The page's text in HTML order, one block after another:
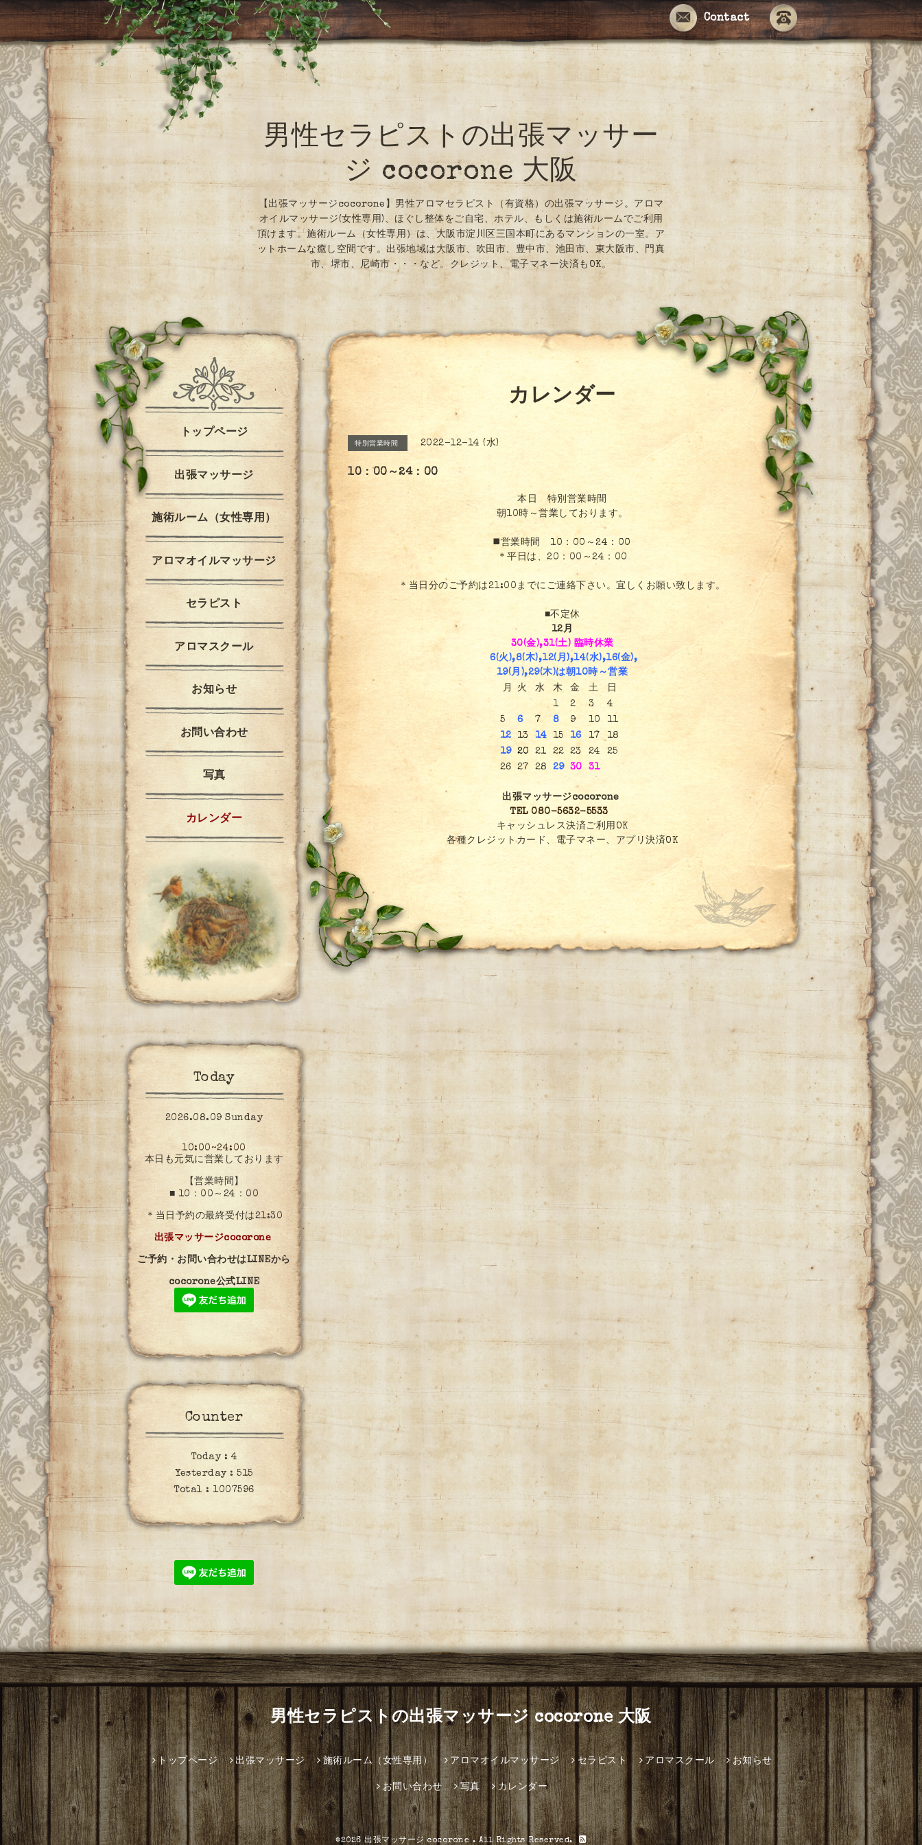
Contact
男性セラピストの出張マッサー
ジ cocorone 大阪
【出張マッサージcocorone】男性アロマセラピスト（有資格）の出張マッサージ。アロマ
オイルマッサージ(女性専用)、ほぐし整体をご自宅、ホテル、もしくは施術ルームでご利用
頂けます。施術ルーム（女性専用）は、大阪市淀川区三国本町にあるマンションの一室。ア
ットホームな癒し空間です。出張地域は大阪市、吹田市、豊中市、池田市、東大阪市、門真
市、堺市、尼崎市・・・など。クレジット、電子マネー決済もOK。
カレンダー
特別営業時間 2022-12-14 (水)
10：00～24：00
本日 特別営業時間
朝10時～営業しております。
◼️営業時間 10：00～24：00
＊平日は、20：00～24：00
＊当日分のご予約は21:00までにご連絡下さい。宜しくお願い致します。
■不定休
12月
30(金),31(土) 臨時休業
6(火),8(木),12(月),14(水),16(金),
19(月),29(木)は朝10時～営業
月
火 水 木 金 土
日
1
2 3
4
5
6 7 8 9 10
11
12
13 14 15 16 17
18
19
20 21 22 23 24
25
26
27 28 29 30 31
出張マッサージcocorone
TEL 080-5632-5533
キャッシュレス決済ご利用OK
各種クレジットカード、電子マネー、アプリ決済OK
トップページ
出張マッサージ
施術ルーム（女性専用）
アロマオイルマッサージ
セラピスト
アロマスクール
お知らせ
お問い合わせ
写真
カレンダー
Today
2026.08.09 Sunday
10:00~24:00
本日も元気に営業しております
【営業時間】
■ 10：00～24：00
＊当日予約の最終受付は21:30
出張マッサージcocorone
ご予約・お問い合わせはLINEから
cocorone公式LINE
Counter
Today : 4
Yesterday :515
Total :1007596
男性セラピストの出張マッサージ cocorone 大阪
トップページ 出張マッサージ 施術ルーム（女性専用） アロマオイルマッサージ セラピスト アロマスクール お知らせ
お問い合わせ 写真 カレンダー
©2026出張マッサージ cocorone. All Rights Reserved.